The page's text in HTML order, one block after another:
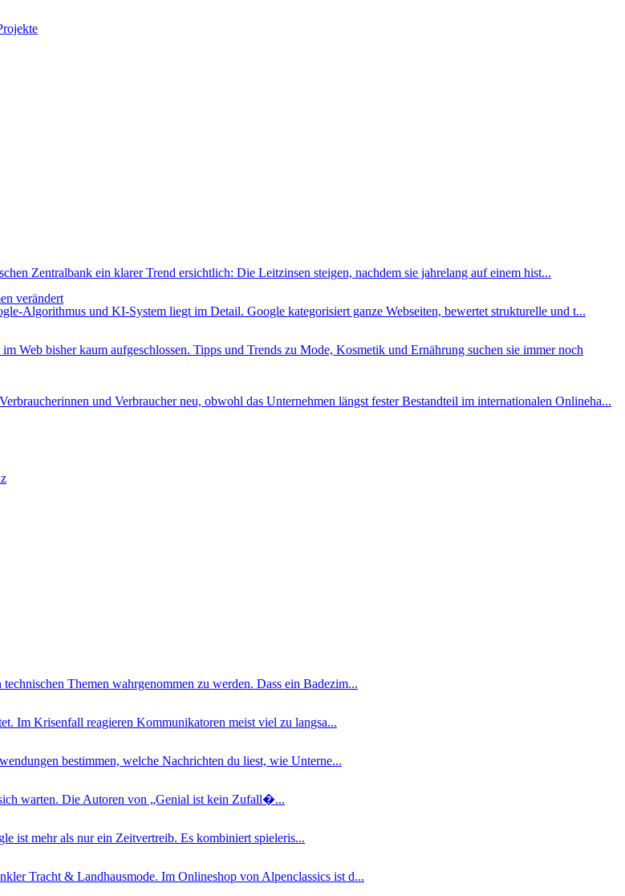
Zentralbank ein klarer Trend ersichtlich: Die Leitzinsen steigen, nachdem sie jahrelang auf einem hist...
verändert
Algorithmus und KI-System liegt im Detail. Google kategorisiert ganze Webseiten, bewertet strukturelle und t...
Web bisher kaum aufgeschlossen. Tipps und Trends zu Mode, Kosmetik und Ernährung suchen sie immer noch
und Verbraucher neu, obwohl das Unternehmen längst fester Bestandteil im internationalen Onlineha...
Themen wahrgenommen zu werden. Dass ein Badezim...
Im Krisenfall reagieren Kommunikatoren meist viel zu langsa...
bestimmen, welche Nachrichten du liest, wie Unterne...
warten. Die Autoren von „Genial ist kein Zufall�...
ist mehr als nur ein Zeitvertreib. Es kombiniert spieleris...
Tracht & Landhausmode. Im Onlineshop von Alpenclassics ist d...